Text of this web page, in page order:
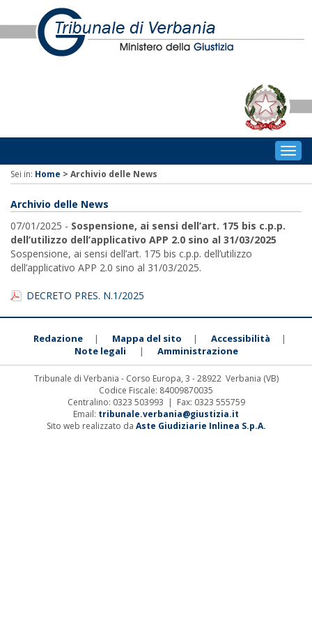
Sei in: Home > Archivio delle News
Archivio delle News
07/01/2025 - Sospensione, ai sensi dell’art. 175 bis c.p.p.
dell’utilizzo dell’applicativo APP 2.0 sino al 31/03/2025
Sospensione, ai sensi dell’art. 175 bis c.p.p. dell’utilizzo
dell’applicativo APP 2.0 sino al 31/03/2025.
DECRETO PRES. N.1/2025
Redazione | Mappa del sito | Accessibilità |
Note legali | Amministrazione
Tribunale di Verbania - Corso Europa, 3 - 28922 Verbania (VB)
Codice Fiscale: 84009870035
Centralino: 0323 503993 | Fax: 0323 555759
Email: tribunale.verbania@giustizia.it
Sito web realizzato da Aste Giudiziarie Inlinea S.p.A.